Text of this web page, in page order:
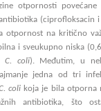
otpornosti
(ciprofloksacin
otpornost na kritično
i sveukupno niska
C. coli). Međutim, u
jedna od tri
coli koja je bila otporna
antibiotika, što